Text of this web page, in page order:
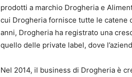
prodotti a marchio Drogheria e
cui Drogheria fornisce tutte le catene
anni, Drogheria ha registrato una
quello delle private label, dove
Nel 2014, il business di Drogheria è